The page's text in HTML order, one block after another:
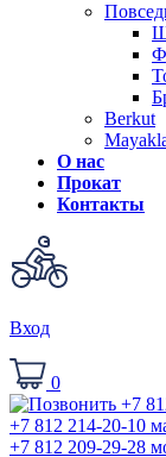
Berkut
О нас
Прокат
Контакты
Вход
0
+7 812 214-20-10
+7 812 209-29-28